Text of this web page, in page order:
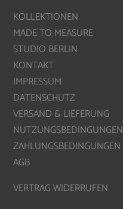
KOLLEKTIONEN
MADE TO MEASURE
STUDIO BERLIN
KONTAKT
IMPRESSUM
DATENSCHUTZ
VERSAND & LIEFERUNG
NUTZUNGSBEDINGUNGEN
ZAHLUNGSBEDINGUNGEN
AGB
VERTRAG WIDERRUFEN